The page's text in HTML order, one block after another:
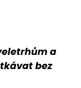
a
bez